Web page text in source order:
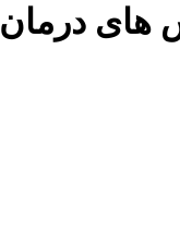
های درمان